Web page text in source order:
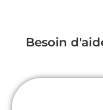
Besoin